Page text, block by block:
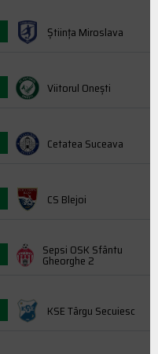
Știința Miroslava
Viitorul Onești
Cetatea Suceava
CS Blejoi
Sepsi OSK Sfântu
Gheorghe 2
KSE Târgu Secuiesc